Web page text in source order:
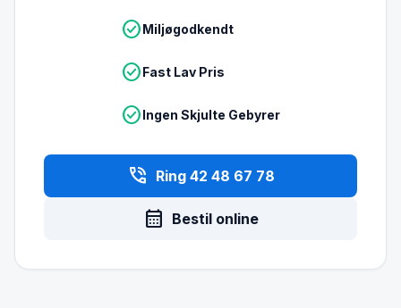
check_circleMiljøgodkendt
check_circleFast Lav Pris
check_circleIngen Skjulte Gebyrer
phone_in_talk Ring 42 48 67 78
calendar_month Bestil online